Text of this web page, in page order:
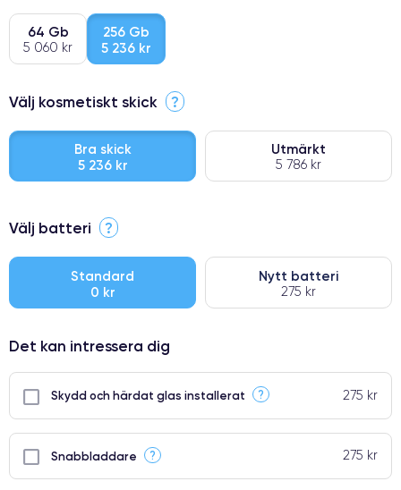
64 Gb
5 060 kr
256 Gb
5 236 kr
Välj kosmetiskt skick ?
Bra skick
5 236 kr
Utmärkt
5 786 kr
⭐ Premium
● Oklanderlig kvalitetsskärm
● Endast 5% av våra telefoner har premiumklassning
Välj batteri ?
Standard
0 kr
Nytt batteri
275 kr
Det kan intressera dig
Skydd och härdat glas installerat ? 275 kr
Snabbladdare ? 275 kr